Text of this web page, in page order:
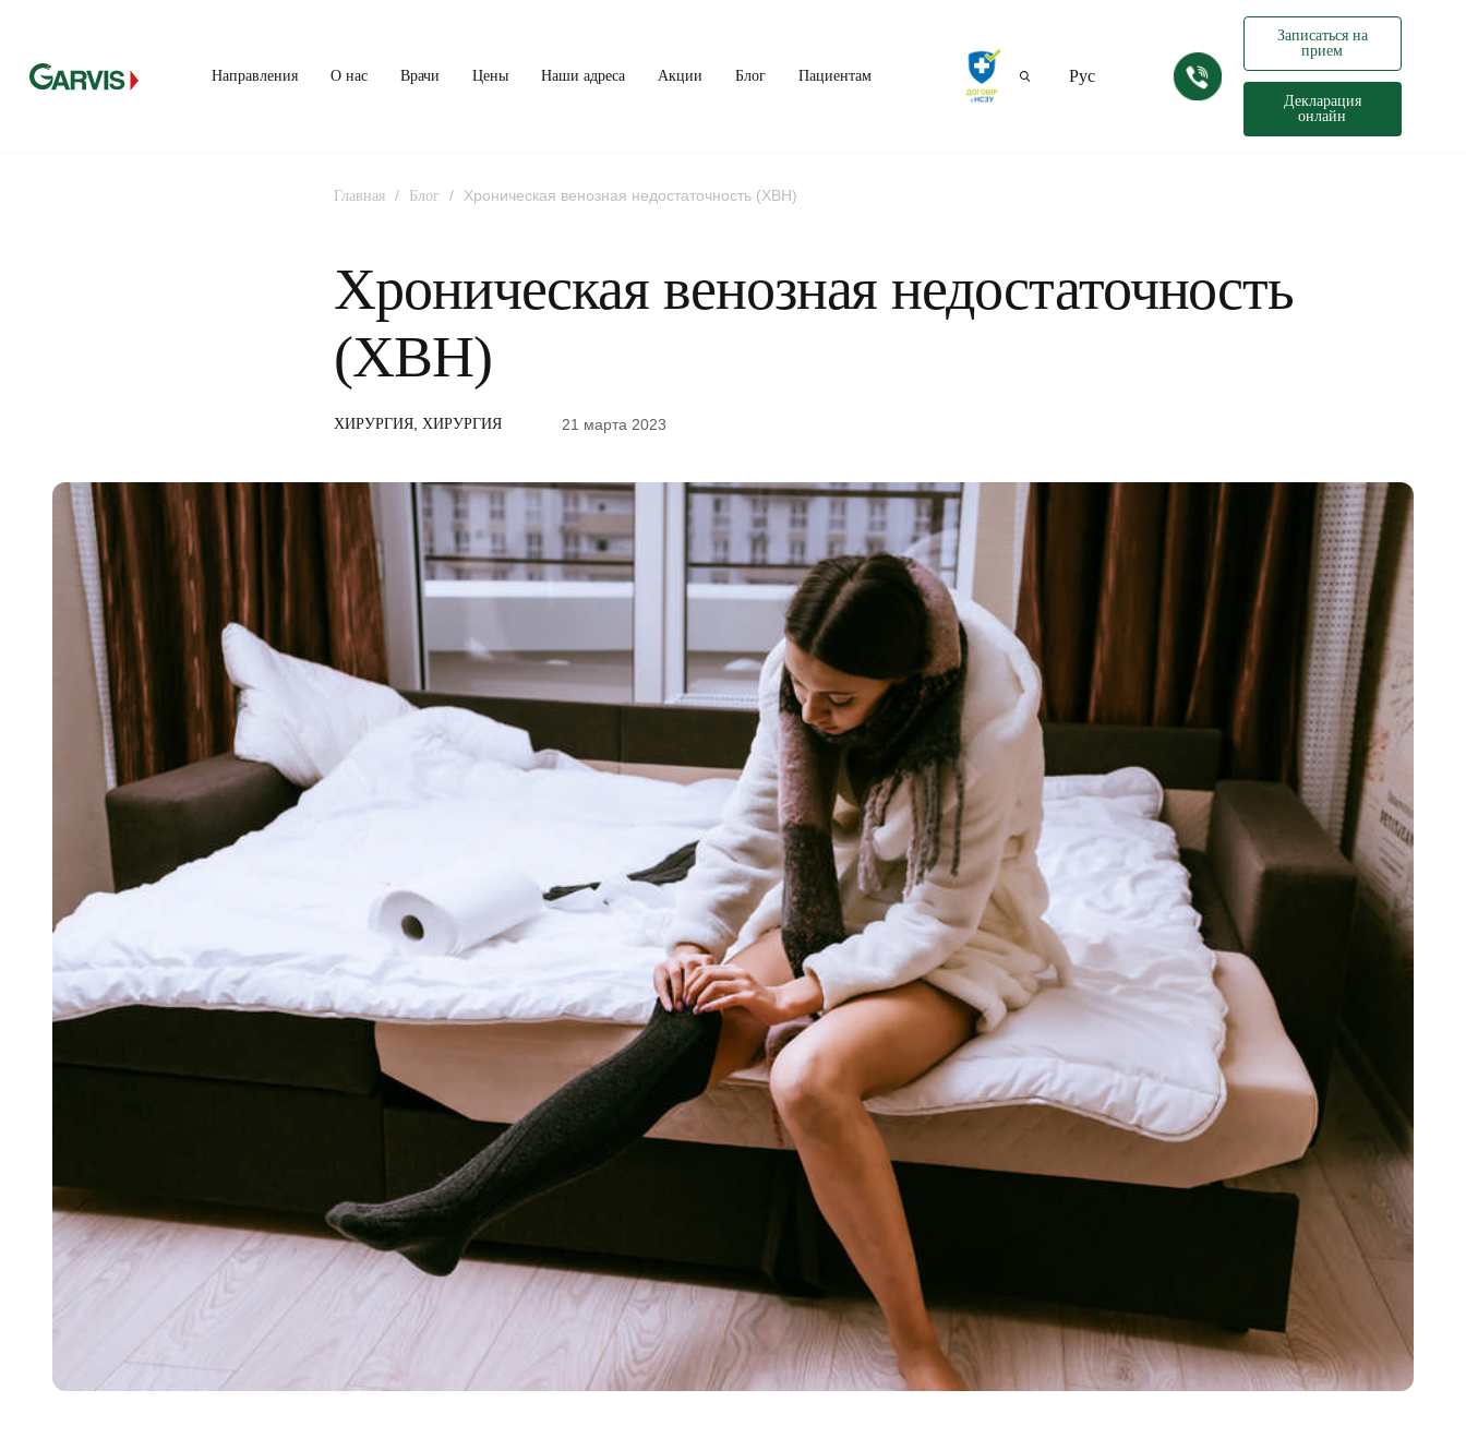
Направления О нас Врачи Цены Наши адреса Акции Блог Пациентам Рус
Записаться на
прием
Декларация
онлайн
Главная / Блог / Хроническая венозная недостаточность (ХВН)
Хроническая венозная недостаточность
(ХВН)
ХИРУРГИЯ ХИРУРГИЯ 21 марта 2023